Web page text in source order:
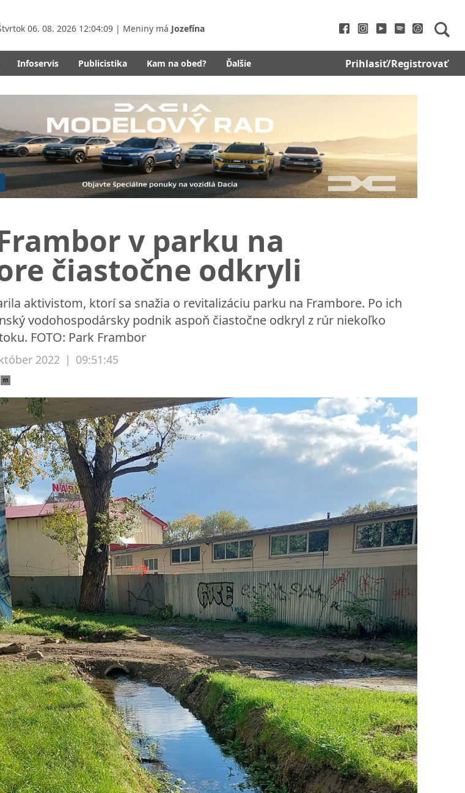
06. 08. 2026 12:04:11 | Meniny má Jozefína
Infoservis Publicistika Kam na obed? Ďalšie Prihlasiť/Registrovať
v parku na
čiastočne odkryli
aktivistom, ktorí sa snažia o revitalizáciu parku na Frambore. Po ich
vodohospodársky podnik aspoň čiastočne odkryl z rúr niekoľko
FOTO: Park Frambor
2022 | 09:51:45